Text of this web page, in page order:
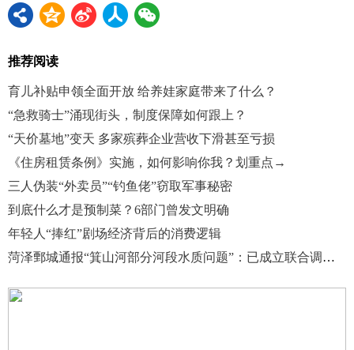
推荐阅读
育儿补贴申领全面开放 给养娃家庭带来了什么？
“急救骑士”涌现街头，制度保障如何跟上？
“天价墓地”变天 多家殡葬企业营收下滑甚至亏损
《住房租赁条例》实施，如何影响你我？划重点→
三人伪装“外卖员”“钓鱼佬”窃取军事秘密
到底什么才是预制菜？6部门曾发文明确
年轻人“捧红”剧场经济背后的消费逻辑
菏泽鄄城通报“箕山河部分河段水质问题”：已成立联合调查组